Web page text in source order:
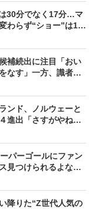
30分でなく17分…マ
わらず“ショー”は11
のコピー。どこへ向
補続出に注目「おい
なす」一方、識者は
ンド、ノルウェーと
進出「さすがやね
たぞ」【W杯】
パーゴールにファン
見つけられるよな」
降りた“Z世代人気の